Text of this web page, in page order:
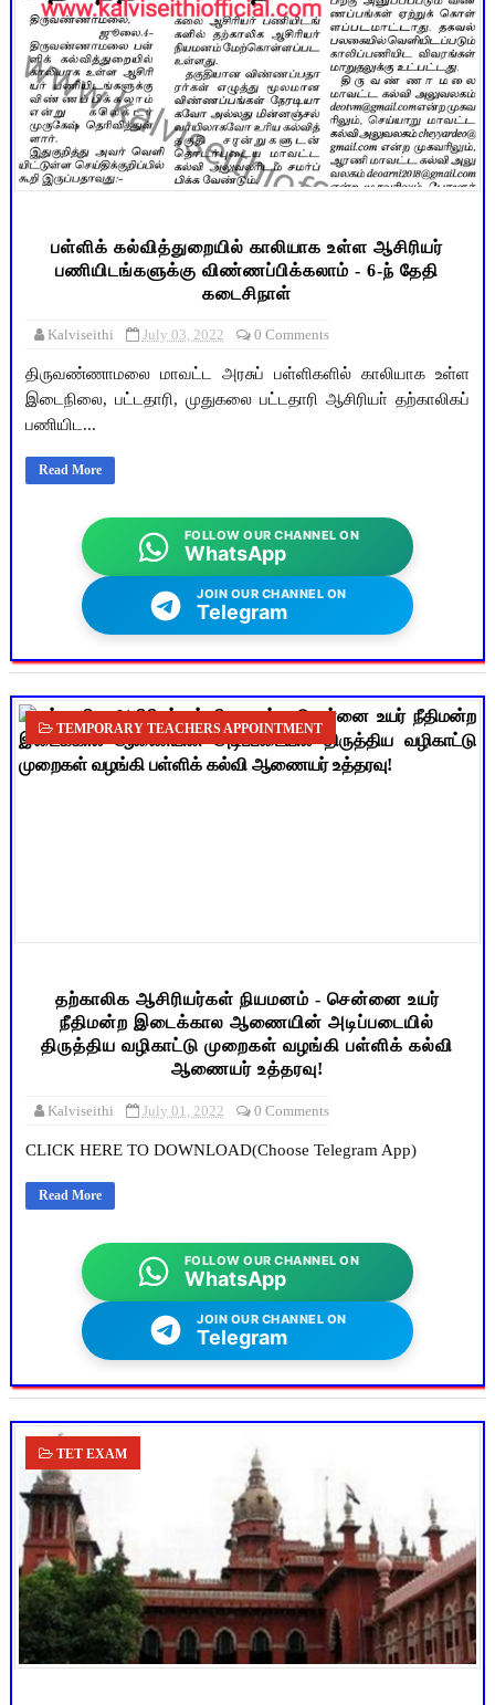
பள்ளிக் கல்வித்துறையில் காலியாக உள்ள ஆசிரியர்
பணியிடங்களுக்கு விண்ணப்பிக்கலாம் - 6-ந் தேதி
கடைசிநாள்
Kalviseithi July 03, 2022 0 Comments
திருவண்ணாமலை மாவட்ட அரசுப் பள்ளிகளில் காலியாக உள்ள
இடைநிலை, பட்டதாரி, முதுகலை பட்டதாரி ஆசிரியா் தற்காலிகப்
பணியிட...
Read More
FOLLOW OUR CHANNEL ON
WhatsApp
JOIN OUR CHANNEL ON
Telegram
TEMPORARY TEACHERS APPOINTMENT
தற்காலிக ஆசிரியர்கள் நியமனம் - சென்னை உயர்
நீதிமன்ற இடைக்கால ஆணையின் அடிப்படையில்
திருத்திய வழிகாட்டு முறைகள் வழங்கி பள்ளிக் கல்வி
ஆணையர் உத்தரவு!
Kalviseithi July 01, 2022 0 Comments
CLICK HERE TO DOWNLOAD(Choose Telegram App)
Read More
FOLLOW OUR CHANNEL ON
WhatsApp
JOIN OUR CHANNEL ON
Telegram
TET EXAM